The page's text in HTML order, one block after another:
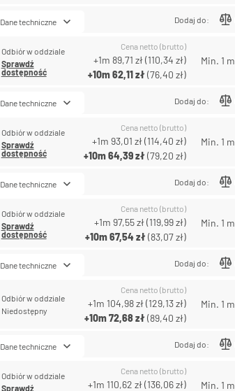
Dodaj do:
Dane techniczne
Odbiór w oddziale
Sprawdź
dostępność
Cena netto (brutto)
+1m 89,71 zł(110,34 zł)
+10m62,11 zł(76,40 zł)
Min. 1 m
Dodaj do:
Dane techniczne
Odbiór w oddziale
Sprawdź
dostępność
Cena netto (brutto)
+1m 93,01 zł(114,40 zł)
+10m64,39 zł(79,20 zł)
Min. 1 m
Dodaj do:
Dane techniczne
Odbiór w oddziale
Sprawdź
dostępność
Cena netto (brutto)
+1m 97,55 zł(119,99 zł)
+10m67,54 zł(83,07 zł)
Min. 1 m
Dodaj do:
Dane techniczne
Odbiór w oddziale
Niedostępny
Cena netto (brutto)
+1m 104,98 zł(129,13 zł)
+10m72,68 zł(89,40 zł)
Min. 1 m
Dodaj do:
Dane techniczne
Odbiór w oddziale
Sprawdź
Cena netto (brutto)
+1m 110,62 zł(136,06 zł)
Min. 1 m